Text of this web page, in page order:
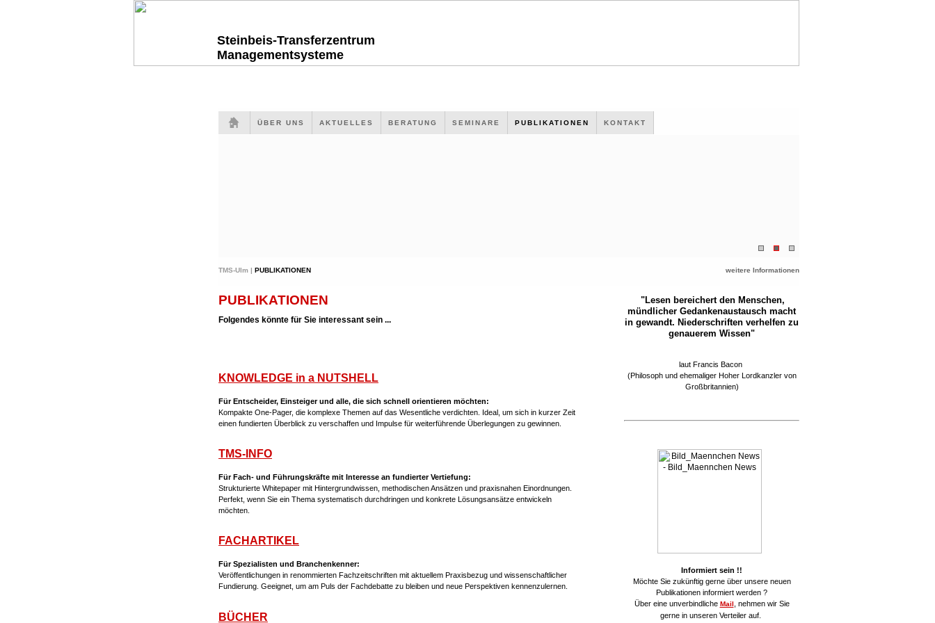
Steinbeis-Transferzentrum
Managementsysteme
ÜBER UNS AKTUELLES BERATUNG SEMINARE PUBLIKATIONEN KONTAKT
TMS-Ulm | PUBLIKATIONEN weitere Informationen
PUBLIKATIONEN
Folgendes könnte für Sie interessant sein ...
KNOWLEDGE in a NUTSHELL
Für Entscheider, Einsteiger und alle, die sich schnell orientieren möchten:
Kompakte One-Pager, die komplexe Themen auf das Wesentliche verdichten. Ideal, um sich in kurzer Zeit
einen fundierten Überblick zu verschaffen und Impulse für weiterführende Überlegungen zu gewinnen.
TMS-INFO
Für Fach- und Führungskräfte mit Interesse an fundierter Vertiefung:
Strukturierte Whitepaper mit Hintergrundwissen, methodischen Ansätzen und praxisnahen Einordnungen.
Perfekt, wenn Sie ein Thema systematisch durchdringen und konkrete Lösungsansätze entwickeln
möchten.
FACHARTIKEL
Für Spezialisten und Branchenkenner:
Veröffentlichungen in renommierten Fachzeitschriften mit aktuellem Praxisbezug und wissenschaftlicher
Fundierung. Geeignet, um am Puls der Fachdebatte zu bleiben und neue Perspektiven kennenzulernen.
BÜCHER
"Lesen bereichert den Menschen,
mündlicher Gedankenaustausch macht
in gewandt. Niederschriften verhelfen zu
genauerem Wissen"
laut Francis Bacon
(Philosoph und ehemaliger Hoher Lordkanzler von
Großbritannien)
Informiert sein !!
Möchte Sie zukünftig gerne über unsere neuen
Publikationen informiert werden ?
Über eine unverbindliche Mail , nehmen wir Sie
gerne in unseren Verteiler auf.